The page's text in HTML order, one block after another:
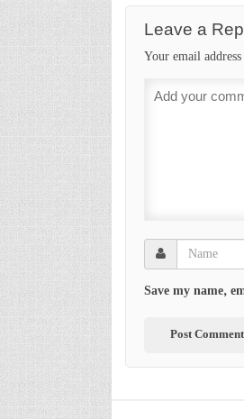
Leave a
Your email
Save my name,